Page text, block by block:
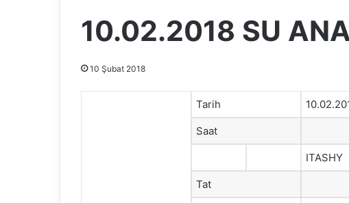
10.02.2018 SU
10 Şubat 2018
Tarih
Saat
ITASHY
Tat